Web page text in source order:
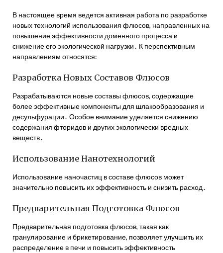
В настоящее время ведется активная работа по разработке
новых технологий использования флюсов, направленных на
повышение эффективности доменного процесса и
снижение его экологической нагрузки․ К перспективным
направлениям относятся:
Разработка Новых Составов Флюсов
Разрабатываются новые составы флюсов, содержащие
более эффективные компоненты для шлакообразования и
десульфурации․ Особое внимание уделяется снижению
содержания фторидов и других экологически вредных
веществ․
Использование Нанотехнологий
Использование наночастиц в составе флюсов может
значительно повысить их эффективность и снизить расход․
Предварительная Подготовка Флюсов
Предварительная подготовка флюсов, такая как
гранулирование и брикетирование, позволяет улучшить их
распределение в печи и повысить эффективность